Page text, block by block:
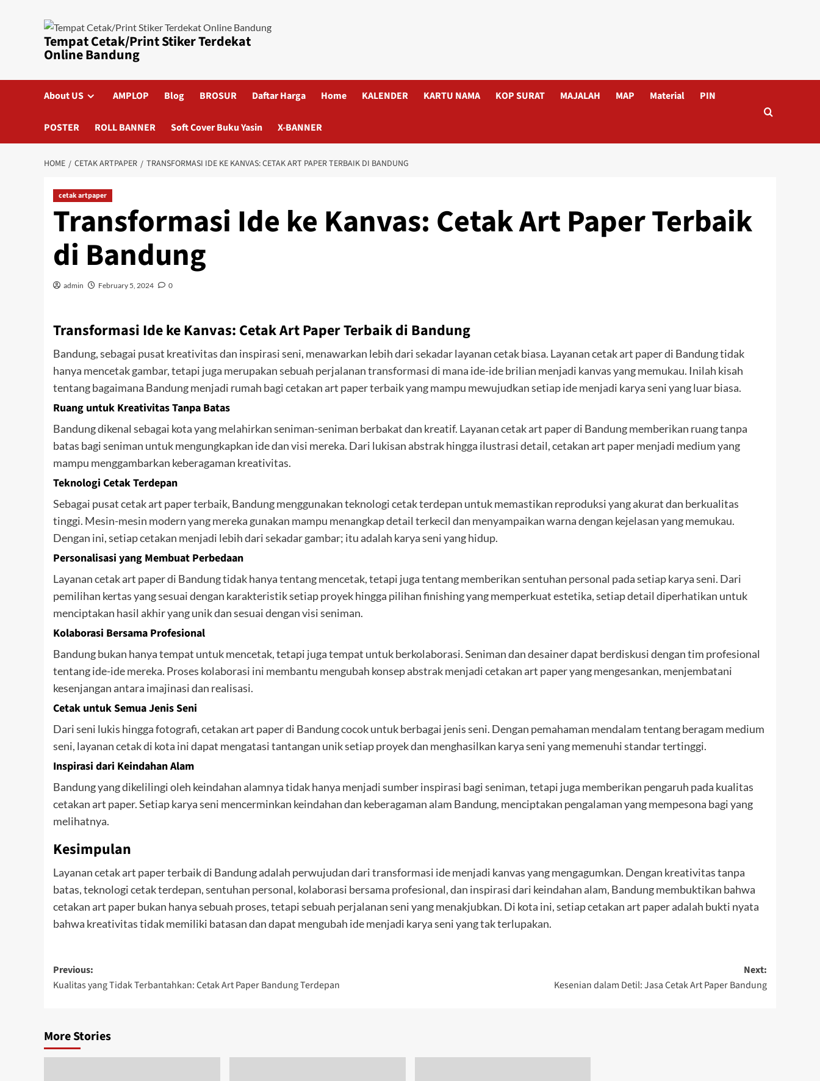
Tempat Cetak/Print Stiker Terdekat
Online Bandung
About US AMPLOP Blog BROSUR Daftar Harga Home KALENDER KARTU NAMA KOP SURAT MAJALAH MAP Material PIN
POSTER ROLL BANNER Soft Cover Buku Yasin X-BANNER
HOME CETAK ARTPAPER TRANSFORMASI IDE KE KANVAS: CETAK ART PAPER TERBAIK DI BANDUNG
cetak artpaper
Transformasi Ide ke Kanvas: Cetak Art Paper Terbaik
di Bandung
admin February 5, 2024 0
Transformasi Ide ke Kanvas: Cetak Art Paper Terbaik di Bandung
Bandung, sebagai pusat kreativitas dan inspirasi seni, menawarkan lebih dari sekadar layanan cetak biasa. Layanan cetakart paperdi Bandung tidak
hanya mencetak gambar, tetapi juga merupakan sebuah perjalanan transformasi di mana ide-ide brilian menjadi kanvas yang memukau. Inilah kisah
tentang bagaimana Bandung menjadi rumah bagi cetakan art paper terbaik yang mampu mewujudkan setiap ide menjadi karya seni yang luar biasa.
Ruang untuk Kreativitas Tanpa Batas
Bandung dikenal sebagai kota yang melahirkan seniman-seniman berbakat dan kreatif. Layanan cetak art paper di Bandung memberikan ruang tanpa
batas bagi seniman untuk mengungkapkan ide dan visi mereka. Dari lukisan abstrak hingga ilustrasi detail, cetakan art paper menjadi medium yang
mampu menggambarkan keberagaman kreativitas.
Teknologi Cetak Terdepan
Sebagai pusat cetak art paper terbaik, Bandung menggunakan teknologi cetak terdepan untuk memastikan reproduksi yang akurat dan berkualitas
tinggi. Mesin-mesin modern yang mereka gunakan mampu menangkap detail terkecil dan menyampaikan warna dengan kejelasan yang memukau.
Dengan ini, setiap cetakan menjadi lebih dari sekadar gambar; itu adalah karya seni yang hidup.
Personalisasi yang Membuat Perbedaan
Layanan cetak art paper di Bandung tidak hanya tentang mencetak, tetapi juga tentang memberikan sentuhan personal pada setiap karya seni. Dari
pemilihan kertas yang sesuai dengan karakteristik setiap proyek hingga pilihan finishing yang memperkuat estetika, setiap detail diperhatikan untuk
menciptakan hasil akhir yang unik dan sesuai dengan visi seniman.
Kolaborasi Bersama Profesional
Bandung bukan hanya tempat untuk mencetak, tetapi juga tempat untuk berkolaborasi. Seniman dan desainer dapat berdiskusi dengan tim profesional
tentang ide-ide mereka. Proses kolaborasi ini membantu mengubah konsep abstrak menjadi cetakan art paper yang mengesankan, menjembatani
kesenjangan antara imajinasi dan realisasi.
Cetak untuk Semua Jenis Seni
Dari seni lukis hingga fotografi, cetakan art paper di Bandung cocok untuk berbagai jenis seni. Dengan pemahaman mendalam tentang beragam medium
seni, layanan cetak di kota ini dapat mengatasi tantangan unik setiap proyek dan menghasilkan karya seni yang memenuhi standar tertinggi.
Inspirasi dari Keindahan Alam
Bandung yang dikelilingi oleh keindahan alamnya tidak hanya menjadi sumber inspirasi bagi seniman, tetapi juga memberikan pengaruh pada kualitas
cetakan art paper. Setiap karya seni mencerminkan keindahan dan keberagaman alam Bandung, menciptakan pengalaman yang mempesona bagi yang
melihatnya.
Kesimpulan
Layanan cetak art paper terbaik di Bandung adalah perwujudan dari transformasi ide menjadi kanvas yang mengagumkan. Dengan kreativitas tanpa
batas, teknologi cetak terdepan, sentuhan personal, kolaborasi bersama profesional, dan inspirasi dari keindahan alam, Bandung membuktikan bahwa
cetakan art paper bukan hanya sebuah proses, tetapi sebuah perjalanan seni yang menakjubkan. Di kota ini, setiap cetakan art paper adalah bukti nyata
bahwa kreativitas tidak memiliki batasan dan dapat mengubah ide menjadi karya seni yang tak terlupakan.
Post
navigation
Previous:
Kualitas yang Tidak Terbantahkan: Cetak Art Paper Bandung Terdepan
Next:
Kesenian dalam Detil: Jasa Cetak Art Paper Bandung
More Stories